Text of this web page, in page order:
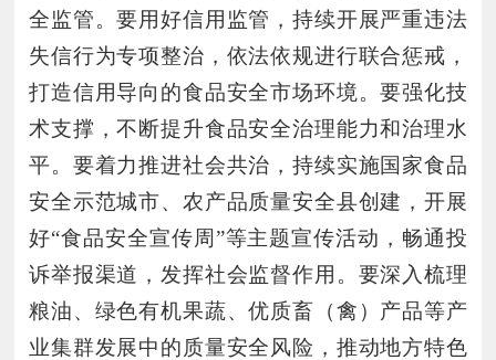
全监管。要用好信用监管，持续开展严重违法
失信行为专项整治，依法依规进行联合惩戒，
打造信用导向的食品安全市场环境。要强化技
术支撑，不断提升食品安全治理能力和治理水
平。要着力推进社会共治，持续实施国家食品
安全示范城市、农产品质量安全县创建，开展
好“食品安全宣传周”等主题宣传活动，畅通投
诉举报渠道，发挥社会监督作用。要深入梳理
粮油、绿色有机果蔬、优质畜（禽）产品等产
业集群发展中的质量安全风险，推动地方特色